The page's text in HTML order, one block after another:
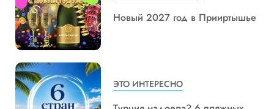
Новый 2027 год в Прииртышье
ЭТО ИНТЕРЕСНО